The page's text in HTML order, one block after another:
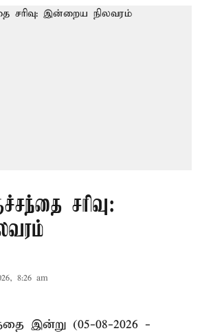
சரிவு:
8:26 am
இன்று (05-08-2026 -